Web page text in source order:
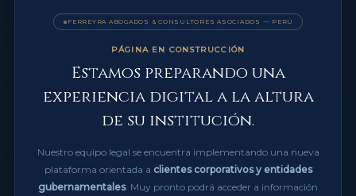
FERREYRA ABOGADOS & CONSULTORES ASOCIADOS — PERÚ
PÁGINA EN CONSTRUCCIÓN
Estamos preparando una
experiencia digital a la altura
de su institución.
Nuestro equipo legal se encuentra implementando una nueva
plataforma orientada a clientes corporativos y entidades
gubernamentales. Muy pronto podrá acceder a información